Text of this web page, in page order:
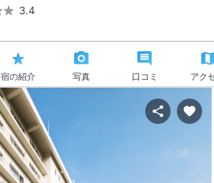
3.4
宿の紹介 写真 口コミ アク